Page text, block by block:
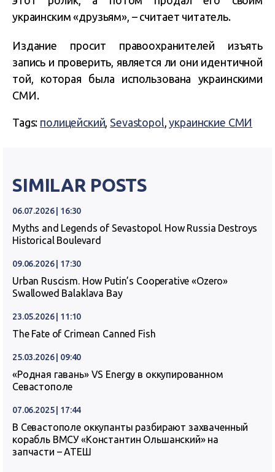
украинским «друзьям», – считает читатель.
Издание просит правоохранителей изъять
запись и проверить, является ли они идентичной
той, которая была использована украинскими
СМИ.
Tags: полицейский, Sevastopol,украинские СМИ
SIMILAR POSTS
06.07.2026 | 16:30
Myths and Legends of Sevastopol. How Russia Destroys
Historical Boulevard
09.06.2026 | 17:30
Urban Ruscism. How Putin’s Cooperative «Ozero»
Swallowed Balaklava Bay
23.05.2026 | 11:10
The Fate of Crimean Canned Fish
25.03.2026 | 09:40
«Родная гавань» VS Energy в оккупированном
Севастополе
07.06.2025 | 17:44
В Севастополе оккупанты разбирают захваченный
корабль ВМСУ «Константин Ольшанский» на
запчасти – АТЕШ